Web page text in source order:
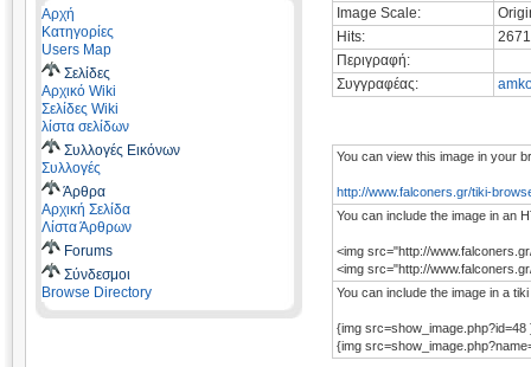
Αρχή
Κατηγορίες
Users Map
Σελίδες
Αρχικό Wiki
Σελίδες Wiki
λίστα σελίδων
Συλλογές Εικόνων
Συλλογές
Άρθρα
Αρχική Σελίδα
Λίστα Άρθρων
Forums
Σύνδεσμοι
Browse Directory
Image Scale:
Hits:
Περιγραφή:
Συγγραφέας:
You can view this image in your
http://www.falconers.gr/tiki-
You can include the image in an
<img src="http://
<img src="http://
You can include the image in a
{img src=show_image.php?id=48
{img